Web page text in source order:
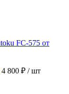
4 800 ₽ / шт